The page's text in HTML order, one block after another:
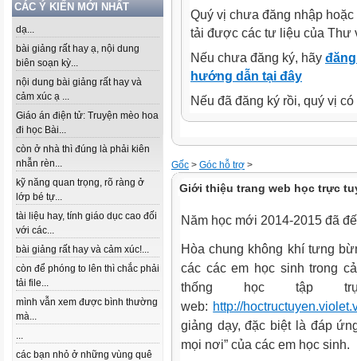
CÁC Ý KIẾN MỚI NHẤT
dạ...
bài giảng rất hay ạ, nội dung
biên soạn kỳ...
nội dung bài giảng rất hay và
cảm xúc ạ ...
Giáo án điện tử: Truyện mèo hoa
đi học Bài...
còn ở nhà thì đúng là phải kiên
nhẫn rèn...
kỹ năng quan trọng, rõ ràng ở
lớp bé tự...
tài liệu hay, tính giáo dục cao đối
với các...
bài giảng rất hay và cảm xúc!...
còn để phóng to lên thì chắc phải
tải file...
mình vẫn xem được bình thường
mà...
...
các bạn nhỏ ở những vùng quê
Quý vị chưa đăng nhập
tải được các tư liệu của Thư
Nếu chưa đăng ký, hãy
hướng dẫn tại đây
Nếu đã đăng ký rồi, quý vị
Gốc > Góc hỗ trợ >
Giới thiệu trang web học trực
Năm học mới 2014-2015 đã
Hòa chung không khí tưng
các các em học sinh trong
thống học tập
web: http://
giảng dạy, đặc biệt là đáp
mọi nơi” của các em học sinh.